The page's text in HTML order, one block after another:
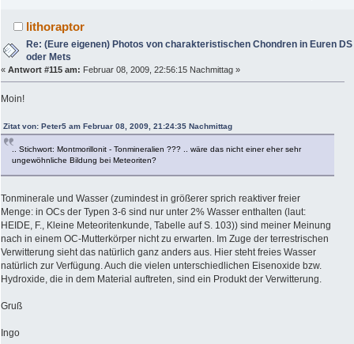
lithoraptor
Re: (Eure eigenen) Photos von charakteristischen Chondren in Euren DS
oder Mets
« Antwort #115 am: Februar 08, 2009, 22:56:15 Nachmittag »
Moin!
Zitat von: Peter5 am Februar 08, 2009, 21:24:35 Nachmittag
.. Stichwort: Montmorillonit - Tonmineralien ??? .. wäre das nicht einer eher sehr
ungewöhnliche Bildung bei Meteoriten?
Tonminerale und Wasser (zumindest in größerer sprich reaktiver freier
Menge: in OCs der Typen 3-6 sind nur unter 2% Wasser enthalten (laut:
HEIDE, F., Kleine Meteoritenkunde, Tabelle auf S. 103)) sind meiner Meinung
nach in einem OC-Mutterkörper nicht zu erwarten. Im Zuge der terrestrischen
Verwitterung sieht das natürlich ganz anders aus. Hier steht freies Wasser
natürlich zur Verfügung. Auch die vielen unterschiedlichen Eisenoxide bzw.
Hydroxide, die in dem Material auftreten, sind ein Produkt der Verwitterung.
Gruß
Ingo